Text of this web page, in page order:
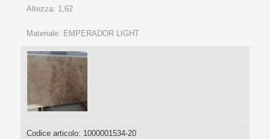
Altezza: 1,62
Materiale: EMPERADOR LIGHT
Codice articolo: 1000001534-20